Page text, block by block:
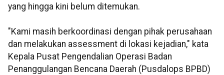
yang hingga kini belum ditemukan.
"Kami masih berkoordinasi dengan pihak perusahaan
dan melakukan assessment di lokasi kejadian," kata
Kepala Pusat Pengendalian Operasi Badan
Penanggulangan Bencana Daerah (Pusdalops BPBD)